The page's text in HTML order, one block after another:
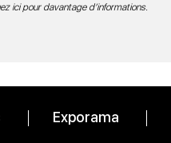
ici pour davantage d’informations.
Exporama